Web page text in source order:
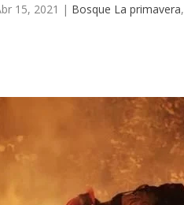
15, 2021 | Bosque La primavera,